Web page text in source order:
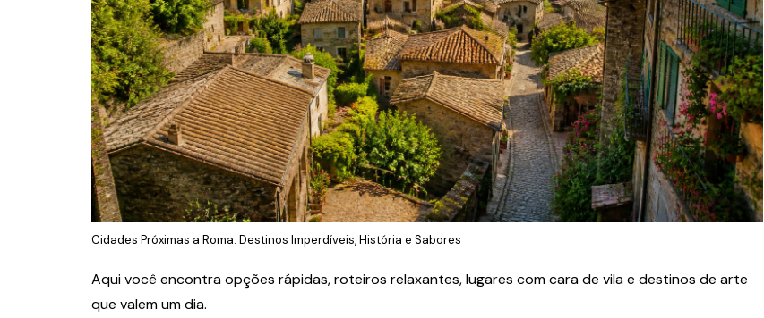
Cidades Próximas a Roma: Destinos Imperdíveis, História e Sabores
Aqui você encontra opções rápidas, roteiros relaxantes, lugares com cara de vila e destinos de arte
que valem um dia.
Zelda Sousa 3 de junho de 2026 Ingrid Massa 31 de maio de 2026